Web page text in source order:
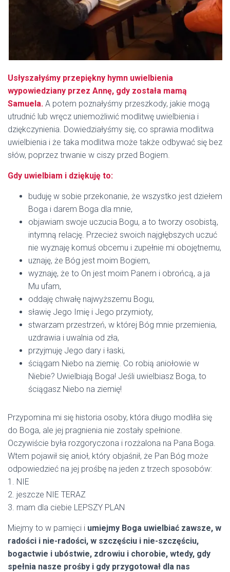
Usłyszałyśmy przepiękny hymn uwielbienia
wypowiedziany przez Annę, gdy została mamą
Samuela. A potem poznałyśmy przeszkody, jakie mogą
utrudnić lub wręcz uniemożliwić modlitwę uwielbienia i
dziękczynienia. Dowiedziałyśmy się, co sprawia modlitwa
uwielbienia i że taka modlitwa może także odbywać się bez
słów, poprzez trwanie w ciszy przed Bogiem.
Gdy uwielbiam i dziękuję to:
buduję w sobie przekonanie, że wszystko jest dziełem
Boga i darem Boga dla mnie,
objawiam swoje uczucia Bogu, a to tworzy osobistą,
intymną relację. Przecież swoich najgłębszych uczuć
nie wyznaję komuś obcemu i zupełnie mi obojętnemu,
uznaję, że Bóg jest moim Bogiem,
wyznaję, że to On jest moim Panem i obrońcą, a ja
Mu ufam,
oddaję chwałę najwyższemu Bogu,
sławię Jego Imię i Jego przymioty,
stwarzam przestrzeń, w której Bóg mnie przemienia,
uzdrawia i uwalnia od zła,
przyjmuję Jego dary i łaski,
ściągam Niebo na ziemię. Co robią aniołowie w
Niebie? Uwielbiają Boga! Jeśli uwielbiasz Boga, to
ściągasz Niebo na ziemię!
Przypomina mi się historia osoby, która długo modliła się
do Boga, ale jej pragnienia nie zostały spełnione.
Oczywiście była rozgoryczona i rozżalona na Pana Boga.
Wtem pojawił się anioł, który objaśnił, że Pan Bóg może
odpowiedzieć na jej prośbę na jeden z trzech sposobów:
1. NIE
2. jeszcze NIE TERAZ
3. mam dla ciebie LEPSZY PLAN
Miejmy to w pamięci i umiejmy Boga uwielbiać zawsze, w
radości i nie-radości, w szczęściu i nie-szczęściu,
bogactwie i ubóstwie, zdrowiu i chorobie, wtedy, gdy
spełnia nasze prośby i gdy przygotował dla nas